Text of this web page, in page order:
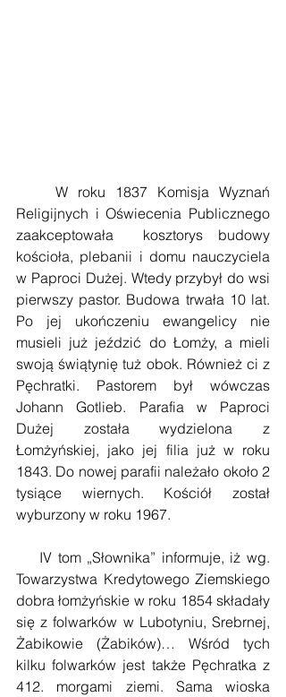
W roku 1837 Komisja Wyznań
Religijnych i Oświecenia Publicznego
zaakceptowała  kosztorys budowy
kościoła, plebanii i domu nauczyciela
w Paproci Dużej. Wtedy przybył do wsi
pierwszy pastor. Budowa trwała 10 lat.
Po jej ukończeniu ewangelicy nie
musieli już jeździć do Łomży, a mieli
swoją świątynię tuż obok. Również ci z
Pęchratki. Pastorem był wówczas
Johann Gotlieb. Parafia w Paproci
Dużej została wydzielona z
Łomżyńskiej, jako jej filia już w roku
1843. Do nowej parafii należało około 2
tysiące wiernych. Kościół został
wyburzony w roku 1967.
IV tom „Słownika” informuje, iż wg.
Towarzystwa Kredytowego Ziemskiego
dobra łomżyńskie w roku 1854 składały
się z folwarków w Lubotyniu, Srebrnej,
Żabikowie (Żabików)… Wśród tych
kilku folwarków jest także Pęchratka z
412. morgami ziemi. Sama wioska